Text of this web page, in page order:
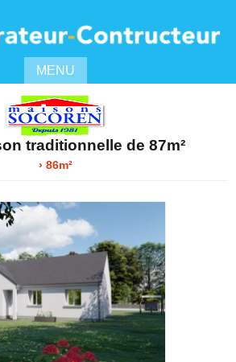
MENU
traditionnelle de 87m²
› 86m²